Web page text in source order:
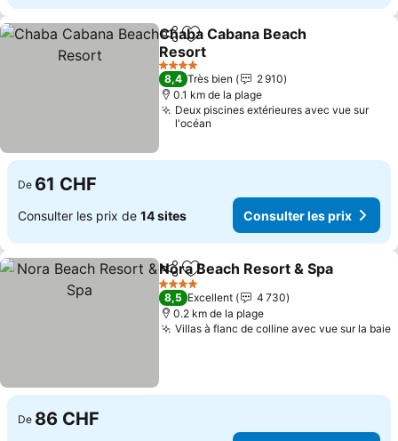
PartagerAjouter à mes favoris
Chaba Cabana Beach
Resort
Consulter les prix
4 Étoiles
8,4 Très bien
2 910
0.1 km de la plage
Deux piscines extérieures avec vue sur
l'océan
De 61 CHF
Consulter les prix de 14 sites Consulter les prix
PartagerAjouter à mes favoris
Nora Beach Resort & Spa
4 Étoiles
8,5 Excellent
4 730
0.2 km de la plage
Villas à flanc de colline avec vue sur la baie
De 86 CHF